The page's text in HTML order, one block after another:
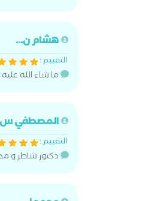
هشام ن...
التقييم :
ما شاء الله عليه
المصطفي
التقييم :
دكتور شاطر و